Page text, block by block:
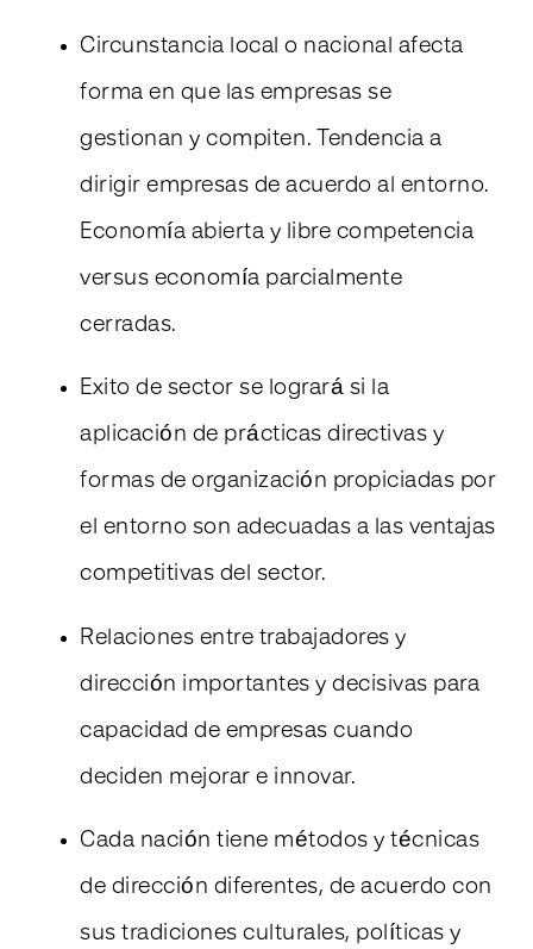
Circunstancia local o nacional afecta
forma en que las empresas se
gestionan y compiten. Tendencia a
dirigir empresas de acuerdo al entorno.
Economía abierta y libre competencia
versus economía parcialmente
cerradas.
Exito de sector se logrará si la
aplicación de prácticas directivas y
formas de organización propiciadas por
el entorno son adecuadas a las ventajas
competitivas del sector.
Relaciones entre trabajadores y
dirección importantes y decisivas para
capacidad de empresas cuando
deciden mejorar e innovar.
Cada nación tiene métodos y técnicas
de dirección diferentes, de acuerdo con
sus tradiciones culturales, políticas y